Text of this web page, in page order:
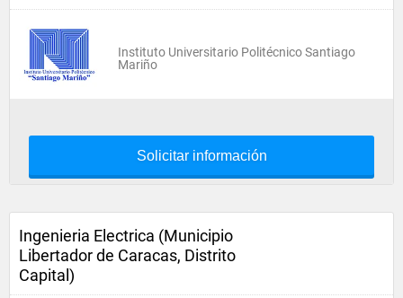
Instituto Universitario Politécnico Santiago
Mariño
Solicitar información
Ingenieria Electrica (Municipio
Libertador de Caracas, Distrito
Capital)